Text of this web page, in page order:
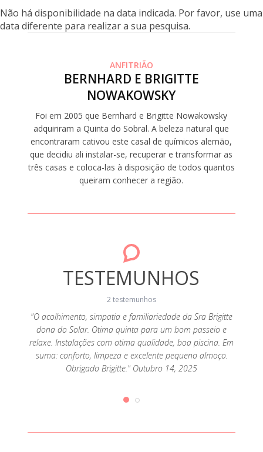
Não há disponibilidade na data indicada. Por favor, use uma
data diferente para realizar a sua pesquisa.
ANFITRIÃO
BERNHARD E BRIGITTE
NOWAKOWSKY
Foi em 2005 que Bernhard e Brigitte Nowakowsky
adquiriram a Quinta do Sobral. A beleza natural que
encontraram cativou este casal de químicos alemão,
que decidiu ali instalar-se, recuperar e transformar as
três casas e coloca-las à disposição de todos quantos
queiram conhecer a região.
TESTEMUNHOS
2 testemunhos
"O acolhimento, simpatia e familiariedade da Sra Brigitte
dona do Solar. Otima quinta para um bom passeio e
relaxe. Instalações com otima qualidade, boa piscina. Em
suma: conforto, limpeza e excelente pequeno almoço.
Obrigado Brigitte." Outubro 14, 2025